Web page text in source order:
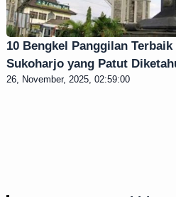
10 Bengkel Panggilan Terbaik
Sukoharjo yang Patut
26, November, 2025, 02:59:00